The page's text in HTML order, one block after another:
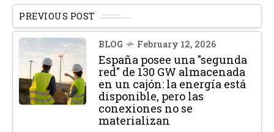
PREVIOUS POST
BLOG February 12, 2026
España posee una "segunda
red" de 130 GW almacenada
en un cajón: la energía está
disponible, pero las
conexiones no se
materializan